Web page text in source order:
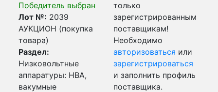
Победитель выбран
Лот №: 2039
АУКЦИОН (покупка
товара)
Раздел:
Низковольтные
аппаратуры: НВА,
вакумные
только
зарегистрированным
поставщикам!
Необходимо
авторизоваться или
зарегистрироваться
и заполнить профиль
поставщика.